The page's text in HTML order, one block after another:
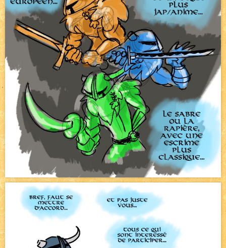
Pique-nique d'été NEW
Avatar, le dessin d'un autre maître NEW
Beyond the cliff (suite) NEW
NEW
NEW
Le Jeu du Trône – Généalogie NEW